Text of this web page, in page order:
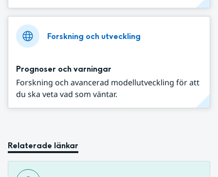
Forskning och utveckling
Prognoser och varningar
Forskning och avancerad modellutveckling för att
du ska veta vad som väntar.
Relaterade länkar